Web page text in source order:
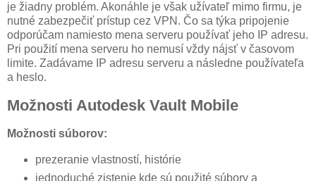
je žiadny problém. Akonáhle je však užívateľ mimo firmu, je
nutné zabezpečiť prístup cez VPN. Čo sa týka pripojenie
odporúčam namiesto mena serveru používať jeho IP adresu.
Pri použití mena serveru ho nemusí vždy nájsť v časovom
limite. Zadávame IP adresu serveru a následne používateľa
a heslo.
Možnosti Autodesk Vault Mobile
Možnosti súborov:
prezeranie vlastností, histórie
jednoduché zistenie kde sú použité súbory a